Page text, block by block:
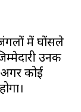
में घोंसले
उनकी
कोई